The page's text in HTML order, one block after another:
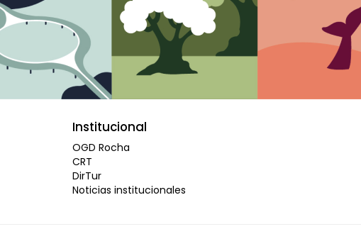
Institucional
OGD Rocha
CRT
DirTur
Noticias institucionales